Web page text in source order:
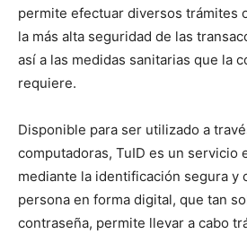
permite efectuar diversos trámites
la más alta seguridad de las
así a las medidas sanitarias que la
requiere.
Disponible para ser utilizado a
computadoras, TuID es un servicio
mediante la identificación segura y
persona en forma digital, que tan
contraseña, permite llevar a cabo